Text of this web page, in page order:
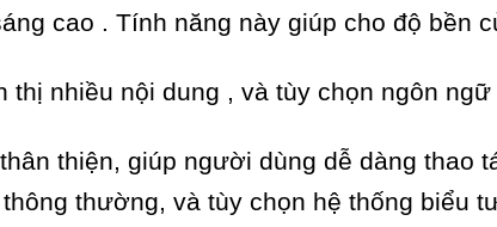
cao . Tính năng này giúp cho độ bền
thị nhiều nội dung , và tùy chọn ngôn ngữ
thiện, giúp người dùng dễ dàng thao
thường, và tùy chọn hệ thống biểu